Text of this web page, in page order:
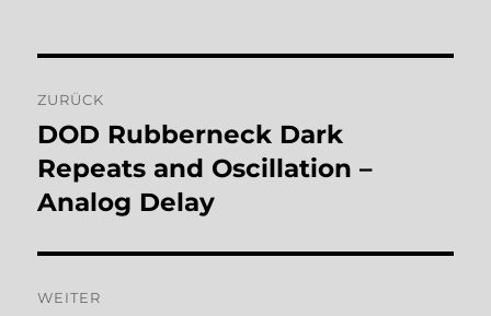
ZURÜCK
Vorheriger
Beitrag:
DOD Rubberneck Dark
Repeats and Oscillation –
Analog Delay
WEITER